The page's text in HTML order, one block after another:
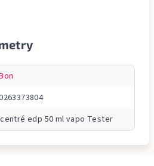
edp 50 ml vapo Tester